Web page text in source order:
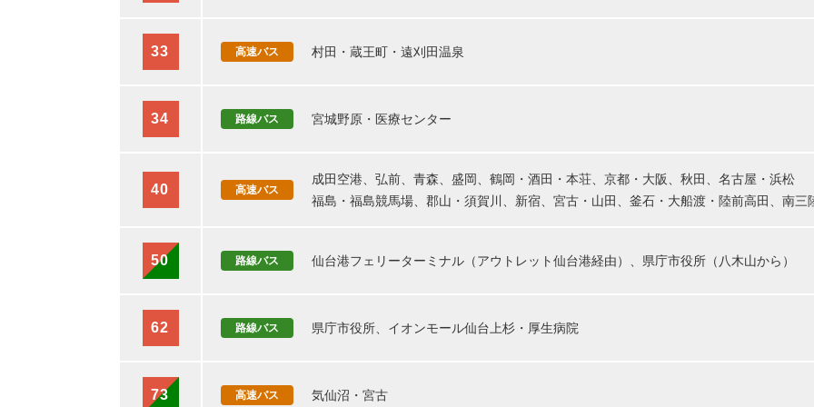
33 高速バス 村田・蔵王町・遠刈田温泉
34 路線バス 宮城野原・医療センター
40 高速バス
成田空港、弘前、青森、盛岡、鶴岡・酒田・本荘、京都・大阪、秋田、名古屋・浜松
福島・福島競馬場、郡山・須賀川、新宿、宮古・山田、釜石・大船渡・陸前高田、南三
50 路線バス 仙台港フェリーターミナル（アウトレット仙台港経由）、県庁市役所（八木山から）
62 路線バス 県庁市役所、イオンモール仙台上杉・厚生病院
73 高速バス 気仙沼・宮古